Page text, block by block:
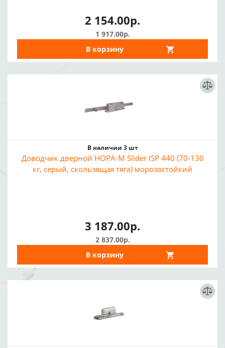
2 154.00р.
1 917.00р.
В корзину
В наличии 3 шт
Доводчик дверной НОРА-М Slider ISP 440 (70-130
кг, серый, скользящая тяга) морозостойкий
3 187.00р.
2 837.00р.
В корзину